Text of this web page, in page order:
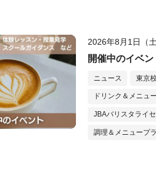
2026年8月1日（
開催中のイベン
ニュース 東京
ドリンク＆メニュ
JBAバリスタライ
調理＆メニュープ